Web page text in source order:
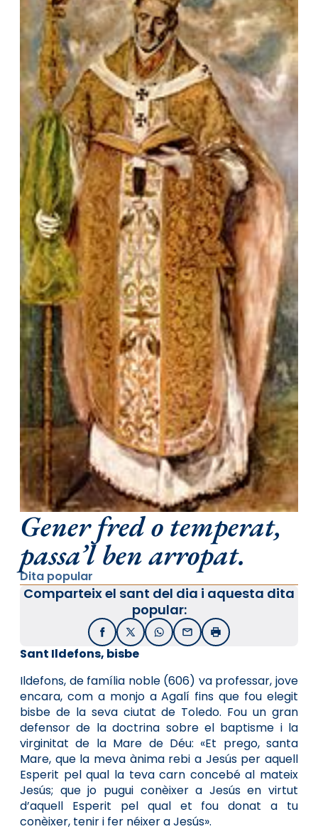
Gener fred o temperat,
passa’l ben arropat.
Dita popular
Comparteix el sant del dia i aquesta dita
popular:
FacebookX / TwitterWhatsApp
EmailImprimir
Sant Ildefons, bisbe
Ildefons, de família noble (606) va professar, jove
encara, com a monjo a Agalí fins que fou elegit
bisbe de la seva ciutat de Toledo. Fou un gran
defensor de la doctrina sobre el baptisme i la
virginitat de la Mare de Déu: «Et prego, santa
Mare, que la meva ànima rebi a Jesús per aquell
Esperit pel qual la teva carn concebé al mateix
Jesús; que jo pugui conèixer a Jesús en virtut
d’aquell Esperit pel qual et fou donat a tu
conèixer, tenir i fer néixer a Jesús».